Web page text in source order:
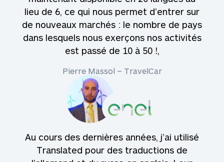
lieu de 6, ce qui nous permet d’entrer sur
de nouveaux marchés : le nombre de pays
dans lesquels nous exerçons nos activités
est passé de 10 à 50 !,
Pierre Massol – TravelCar
Au cours des dernières années, j’ai utilisé
Translated pour des traductions de